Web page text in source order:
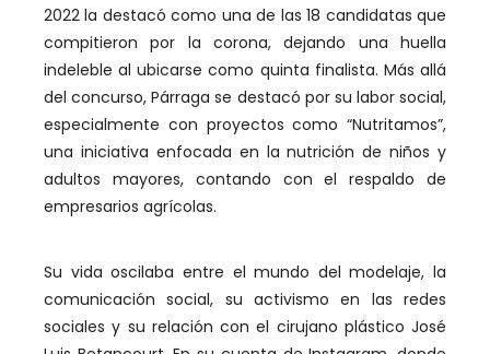
2022 la destacó como una de las 18 candidatas que
compitieron por la corona, dejando una huella
indeleble al ubicarse como quinta finalista. Más allá
del concurso, Párraga se destacó por su labor social,
especialmente con proyectos como “Nutritamos”,
una iniciativa enfocada en la nutrición de niños y
adultos mayores, contando con el respaldo de
empresarios agrícolas.
Su vida oscilaba entre el mundo del modelaje, la
comunicación social, su activismo en las redes
sociales y su relación con el cirujano plástico José